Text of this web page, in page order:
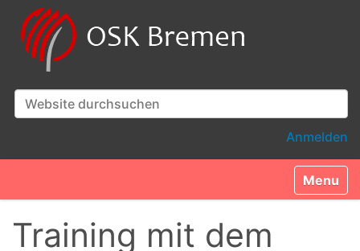
Website durchsuchen
Anmelden
Toggle
Training mit dem